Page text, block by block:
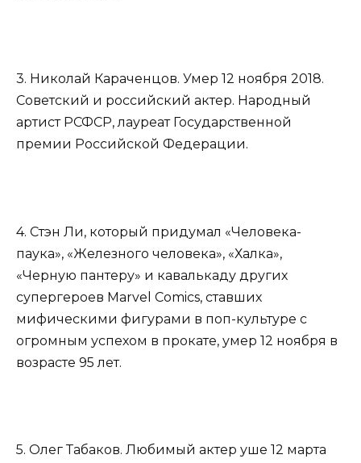
3. Николай Караченцов. Умер 12 ноября 2018.
Советский и российский актер. Народный
артист РСФСР, лауреат Государственной
премии Российской Федерации.
4. Стэн Ли, который придумал «Человека-
паука», «Железного человека», «Халка»,
«Черную пантеру» и кавалькаду других
супергероев Marvel Comics, ставших
мифическими фигурами в поп-культуре с
огромным успехом в прокате, умер 12 ноября в
возрасте 95 лет.
5. Олег Табаков. Любимый актер уше 12 марта